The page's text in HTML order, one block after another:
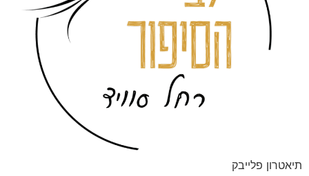
תיאטרון פלייבק